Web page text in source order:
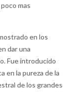
mas
en los
dar una
Fue introducido
en la pureza de la
de los grandes